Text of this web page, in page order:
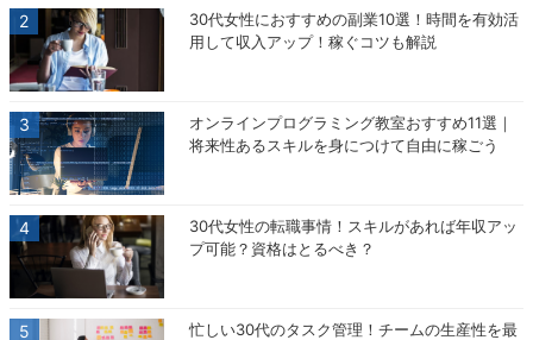
30代女性におすすめの副業10選！時間を有効活
用して収入アップ！稼ぐコツも解説
オンラインプログラミング教室おすすめ11選｜
将来性あるスキルを身につけて自由に稼ごう
30代女性の転職事情！スキルがあれば年収アッ
プ可能？資格はとるべき？
忙しい30代のタスク管理！チームの生産性を最